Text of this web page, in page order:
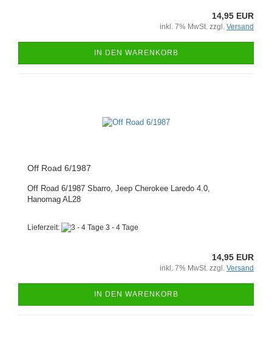
14,95 EUR
inkl. 7% MwSt. zzgl. Versand
IN DEN WARENKORB
Off Road 6/1987
Off Road 6/1987 Sbarro, Jeep Cherokee Laredo 4.0,
Hanomag AL28
Lieferzeit: 3 - 4 Tage
14,95 EUR
inkl. 7% MwSt. zzgl. Versand
IN DEN WARENKORB